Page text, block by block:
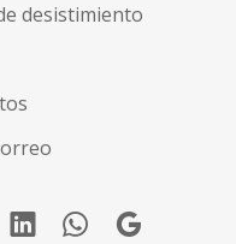
desistimiento